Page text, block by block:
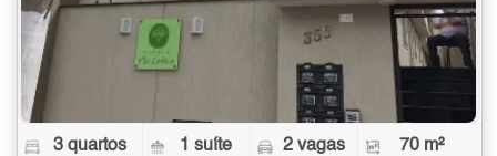
3 quartos 1 suíte 2 vagas 70 m²